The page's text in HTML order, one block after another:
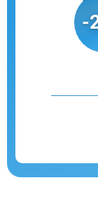
-